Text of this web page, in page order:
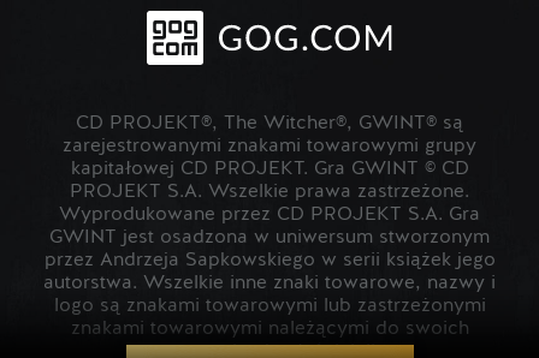
CD PROJEKT®, The Witcher®, GWINT® są
zarejestrowanymi znakami towarowymi grupy
kapitałowej CD PROJEKT. Gra GWINT © CD
PROJEKT S.A. Wszelkie prawa zastrzeżone.
Wyprodukowane przez CD PROJEKT S.A. Gra
GWINT jest osadzona w uniwersum stworzonym
przez Andrzeja Sapkowskiego w serii książek jego
autorstwa. Wszelkie inne znaki towarowe, nazwy i
logo są znakami towarowymi lub zastrzeżonymi
znakami towarowymi należącymi do swoich
prawowitych właścicieli.